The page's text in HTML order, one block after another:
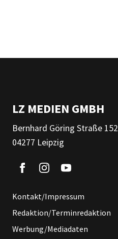
LZ MEDIEN GMBH
Bernhard Göring Straße 152
04277 Leipzig
Kontakt/Impressum
Redaktion/Terminredaktion
Werbung/Mediadaten